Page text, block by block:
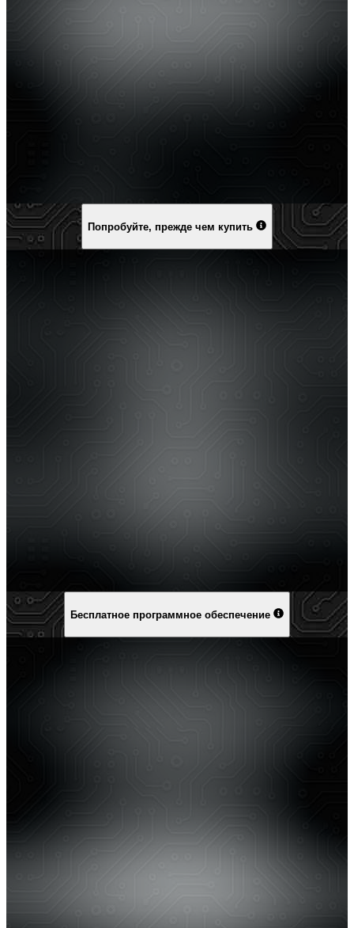
Попробуйте, прежде чем купить
Бесплатное программное обеспечение